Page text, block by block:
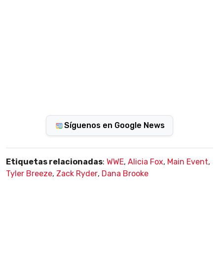
Síguenos en Google News
Etiquetas relacionadas: WWE, Alicia Fox, Main Event,
Tyler Breeze, Zack Ryder, Dana Brooke